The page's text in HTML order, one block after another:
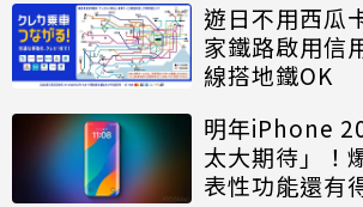
遊日不用西瓜
家鐵路啟用信
線搭地鐵OK
明年iPhone
太大期待」！
表性功能還有